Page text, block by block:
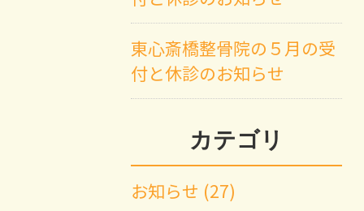
東心斎橋整骨院の５月の受
付と休診のお知らせ
カテゴリ
お知らせ (27)